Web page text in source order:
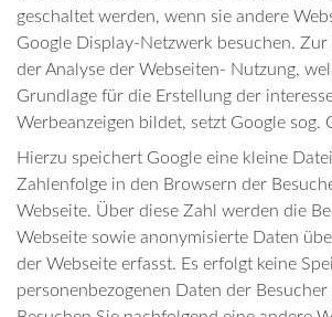
geschaltet werden, wenn sie andere
Google Display-Netzwerk besuchen.
der Analyse der Webseiten- Nutzung,
Grundlage für die Erstellung der
Werbeanzeigen bildet, setzt Google sog.
Hierzu speichert Google eine kleine
Zahlenfolge in den Browsern der
Webseite. Über diese Zahl werden die
Webseite sowie anonymisierte Daten
der Webseite erfasst. Es erfolgt keine
personenbezogenen Daten der Besucher